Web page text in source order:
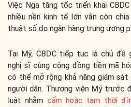
Việc Nga tăng tốc triển khai
nhiều nền kinh tế lớn vẫn còn
thuật số do ngân hàng trung ương
Tại Mỹ, CBDC tiếp tục là chủ đề
nghị sĩ cùng cộng đồng tiền mã
có thể mở rộng khả năng giám
người dân. Thượng viện Mỹ trước
luật nhằm cấm hoặc tạm thời